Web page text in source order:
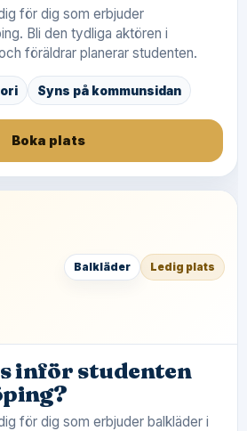
för dig som erbjuder
Bli den tydliga aktören i
föräldrar planerar studenten.
Syns på kommunsidan
Boka plats
Balkläder Ledig plats
inför studenten
för dig som erbjuder balkläder i